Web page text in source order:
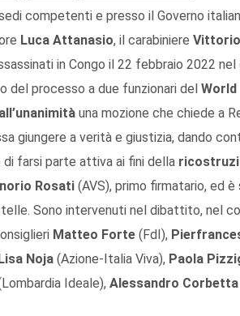
competenti e presso il Governo
Luca Attanasio, il carabiniere
in Congo il 22 febbraio 2022
del processo a due funzionari del
una mozione che chiede a
giungere a verità e giustizia, dando
di farsi parte attiva ai fini della
Rosati (AVS), primo firmatario, ed
Sono intervenuti nel dibattito, nel
Matteo Forte (FdI),
Noja (Azione-Italia Viva), Paola
Ideale), Alessandro Corbetta